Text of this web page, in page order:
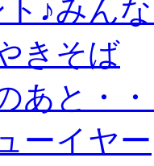
ト♪みん
きそば
あと・
ーイヤー